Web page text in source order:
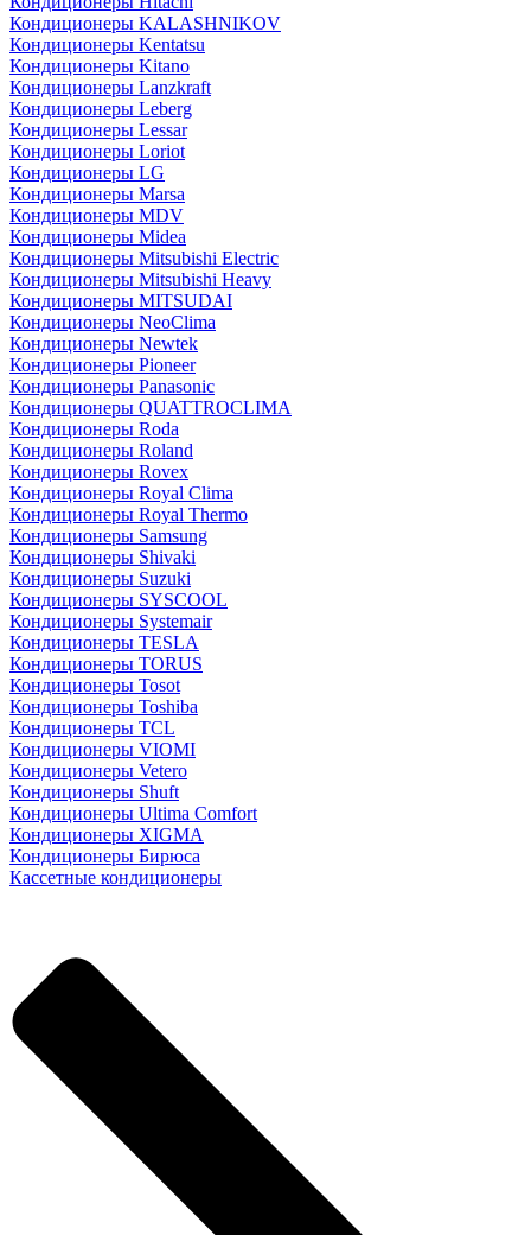
Кондиционеры KALASHNIKOV
Кондиционеры Kentatsu
Кондиционеры Kitano
Кондиционеры Lanzkraft
Кондиционеры Leberg
Кондиционеры Lessar
Кондиционеры Loriot
Кондиционеры LG
Кондиционеры Marsa
Кондиционеры MDV
Кондиционеры Midea
Кондиционеры Mitsubishi Electric
Кондиционеры Mitsubishi Heavy
Кондиционеры MITSUDAI
Кондиционеры NeoClima
Кондиционеры Newtek
Кондиционеры Pioneer
Кондиционеры Panasonic
Кондиционеры QUATTROCLIMA
Кондиционеры Roda
Кондиционеры Roland
Кондиционеры Rovex
Кондиционеры Royal Clima
Кондиционеры Royal Thermo
Кондиционеры Samsung
Кондиционеры Shivaki
Кондиционеры Suzuki
Кондиционеры SYSCOOL
Кондиционеры Systemair
Кондиционеры TESLA
Кондиционеры TORUS
Кондиционеры Tosot
Кондиционеры Toshiba
Кондиционеры TCL
Кондиционеры VIOMI
Кондиционеры Vetero
Кондиционеры Shuft
Кондиционеры Ultima Comfort
Кондиционеры XIGMA
Кондиционеры Бирюса
Кассетные кондиционеры